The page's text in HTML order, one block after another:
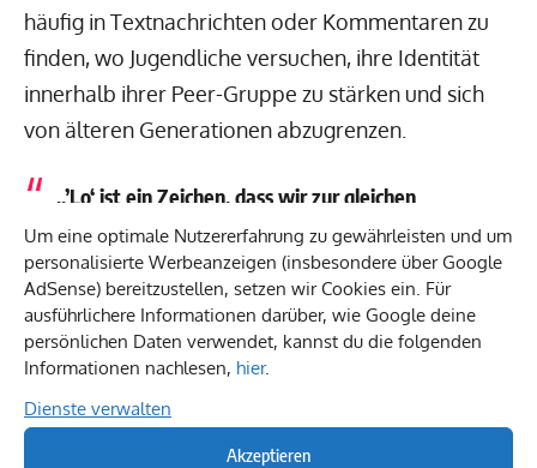
Um eine optimale Nutzererfahrung zu gewährleisten und um
personalisierte Werbeanzeigen (insbesondere über Google
AdSense) bereitzustellen, setzen wir Cookies ein. Für
ausführlichere Informationen darüber, wie Google deine
persönlichen Daten verwendet, kannst du die folgenden
Informationen nachlesen, hier.
Dienste verwalten
Akzeptieren
häufig in Textnachrichten oder Kommentaren zu
finden, wo Jugendliche versuchen, ihre Identität
innerhalb ihrer Peer-Gruppe zu stärken und sich
von älteren Generationen abzugrenzen.
„’Lo‘ ist ein Zeichen, dass wir zur gleichen
Generation gehören und uns gegenseitig
verstehen.“
DieBedeutung erläutert Lonicht nur als
Ausdrucksmittel, sondern auch als ein wichtiges
Werkzeug zur Identitätsbildung. Es wird genutzt,
um eine informelle und coole Ausdrucksweise zu